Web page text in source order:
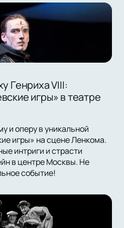
Генриха VIII:
игры» в театре
и оперу в уникальной
игры» на сцене Ленкома.
интриги и страсти
в центре Москвы. Не
событие!